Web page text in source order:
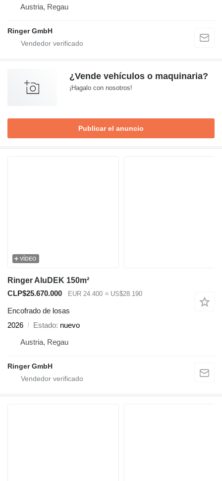
Austria, Regau
Ringer GmbH
¿Vende vehículos o maquinaria?
¡Hagalo con nosotros!
Publicar el anuncio
VÍDEO
Ringer AluDEK 150m²
CLP$25.670.000
EUR 24.400 ≈ US$28.190
Encofrado de losas
2026
Estado nuevo
Austria, Regau
Ringer GmbH